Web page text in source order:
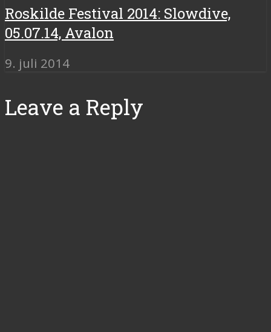
Roskilde Festival 2014: Slowdive,
05.07.14, Avalon
9. juli 2014
Leave a Reply